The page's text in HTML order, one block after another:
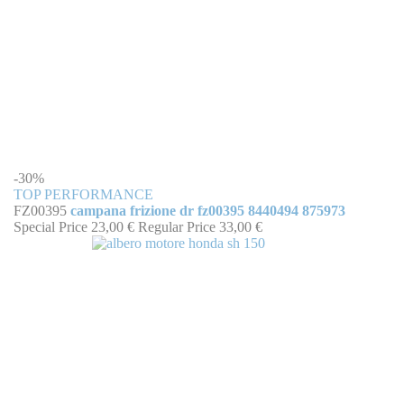
-30%
TOP PERFORMANCE
FZ00395 campana frizione dr fz00395 8440494 875973
Special Price 23,00 € Regular Price 33,00 €